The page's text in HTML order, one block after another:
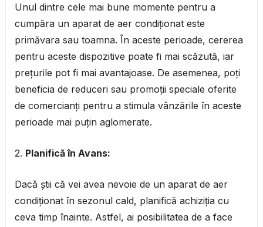
Unul dintre cele mai bune momente pentru a
cumpăra un aparat de aer condiționat este
primăvara sau toamna. În aceste perioade, cererea
pentru aceste dispozitive poate fi mai scăzută, iar
prețurile pot fi mai avantajoase. De asemenea, poți
beneficia de reduceri sau promoții speciale oferite
de comercianți pentru a stimula vânzările în aceste
perioade mai puțin aglomerate.
2. Planifică în Avans:
Dacă știi că vei avea nevoie de un aparat de aer
condiționat în sezonul cald, planifică achiziția cu
ceva timp înainte. Astfel, ai posibilitatea de a face